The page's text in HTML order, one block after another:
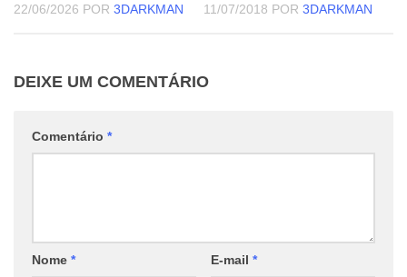
22/06/2026 POR 3DARKMAN 11/07/2018 POR 3DARKMAN
DEIXE UM COMENTÁRIO
Comentário *
Nome * E-mail *